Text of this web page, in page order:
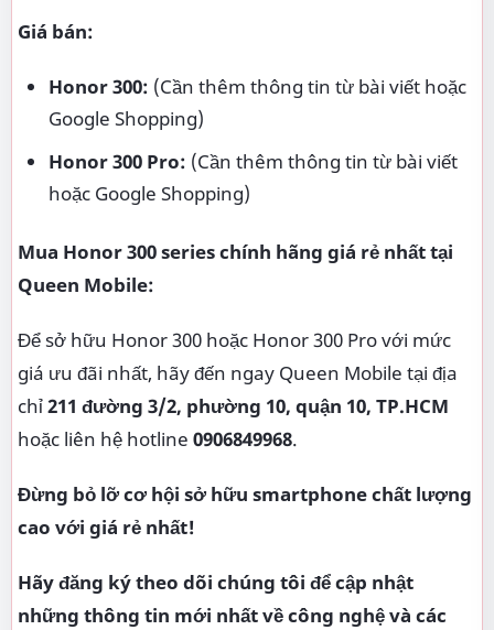
Giá bán:
Honor 300: (Cần thêm thông tin từ bài viết hoặc
Google Shopping)
Honor 300 Pro: (Cần thêm thông tin từ bài viết
hoặc Google Shopping)
Mua Honor 300 series chính hãng giá rẻ nhất tại
Queen Mobile:
Để sở hữu Honor 300 hoặc Honor 300 Pro với mức
giá ưu đãi nhất, hãy đến ngay Queen Mobile tại địa
chỉ211 đường 3/2, phường 10, quận 10, TP.HCM
hoặc liên hệ hotline 0906849968.
Đừng bỏ lỡ cơ hội sở hữu smartphone chất lượng
cao với giá rẻ nhất!
Hãy đăng ký theo dõi chúng tôi để cập nhật
những thông tin mới nhất về công nghệ và các